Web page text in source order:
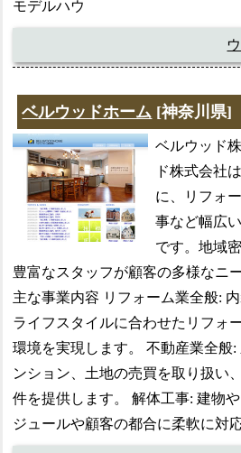
モデルハウ
ベルウッドホーム [神奈川県]
ベルウッド
ド株式会社
に、リフォ
事など幅広
です。地域
豊富なスタッフが顧客の多様なニ
主な事業内容 リフォーム業全般:
ライフスタイルに合わせたリフォ
環境を実現します。 不動産業全般
ンション、土地の売買を取り扱い
件を提供します。 解体工事: 建物
ジュールや顧客の都合に柔軟に対